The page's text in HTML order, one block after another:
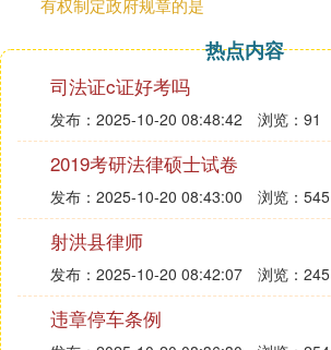
有权制定政府规章的是
热点内容
司法证c证好考吗
发布：2025-10-20 08:48:42 浏览：91
2019考研法律硕士试卷
发布：2025-10-20 08:43:00 浏览：545
射洪县律师
发布：2025-10-20 08:42:07 浏览：245
违章停车条例